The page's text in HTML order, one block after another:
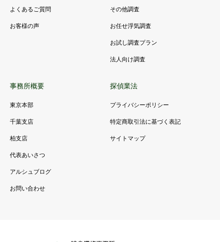
よくあるご質問
お客様の声
その他調査
お任せ浮気調査
お試し調査プラン
法人向け調査
事務所概要
東京本部
千葉支店
柏支店
代表あいさつ
アルシュブログ
お問い合わせ
探偵業法
プライバシーポリシー
特定商取引法に基づく表記
サイトマップ